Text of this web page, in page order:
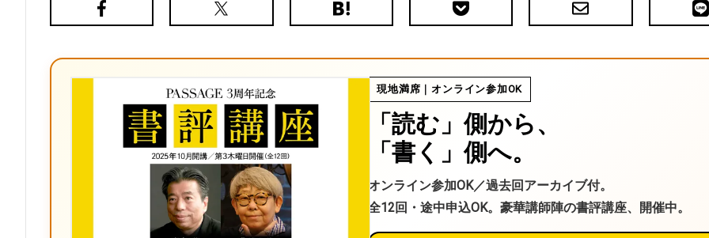
Facebook
X（旧
は
Pocket
メ
る
現地満席｜オンライン参加OK
「読む」側から、
「書く」側へ。
オンライン参加OK／過去回アーカイブ付。
全12回・途中申込OK。豪華講師陣の書評講座、開催中。